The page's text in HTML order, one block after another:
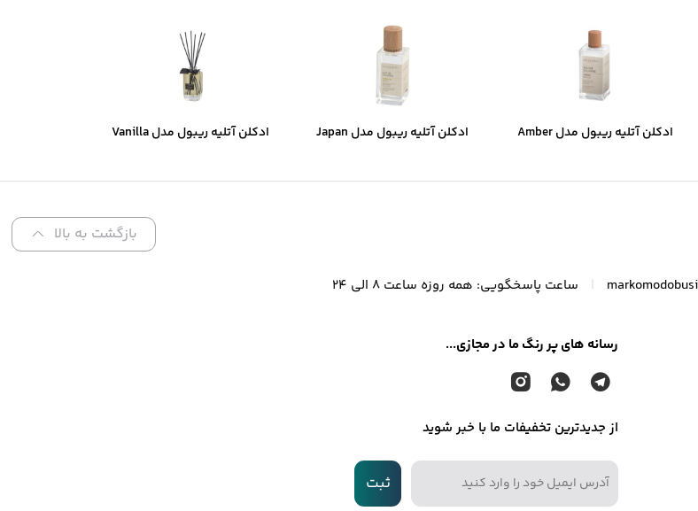
ادکلن آتلیه ریبول مدل Amber
ادکلن آتلیه ریبول مدل Japan
ادکلن آتلیه ریبول مدل Vanilla
بازگشت به بالا
ساعت پاسخگویی: همه روزه ساعت ۸ الی ۲۴
رسانه های پر رنگ ما در مجازی...
از جدیدترین تخفیفات ما با خبر شوید
ثبت